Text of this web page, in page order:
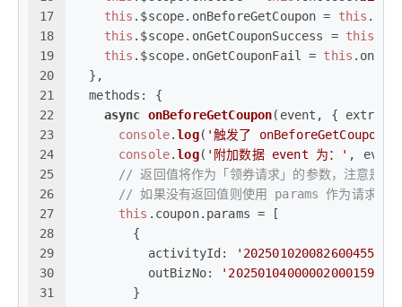
17
18
19
20
21
22
23
24
25
26
27
28
29
30
31
this . $scope. onBeforeGetCoupon = this .
this . $scope. onGetCouponSuccess = this
this . $scope. onGetCouponFail = this .
  },
methods : {
async onBeforeGetCoupon( event, {
console.log( '触发了 onBeforeGetCoupon
console.log( '附加数据 event 为：' ,
// 返回值将作为「领券请求」的参数，注意是
// 如果没有返回值则使用 params 作为请求参
this . coupon. params = [
        {
activityId :
outBizNo:
'2025010400000200015914'
        }